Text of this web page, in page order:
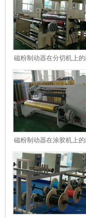
磁粉制动器在分切机上的
磁粉制动器在涂胶机上的